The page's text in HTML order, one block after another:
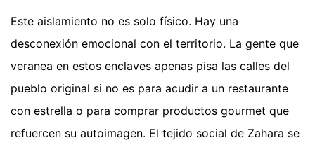
Este aislamiento no es solo físico. Hay una
desconexión emocional con el territorio. La gente que
veranea en estos enclaves apenas pisa las calles del
pueblo original si no es para acudir a un restaurante
con estrella o para comprar productos gourmet que
refuercen su autoimagen. El tejido social de Zahara se